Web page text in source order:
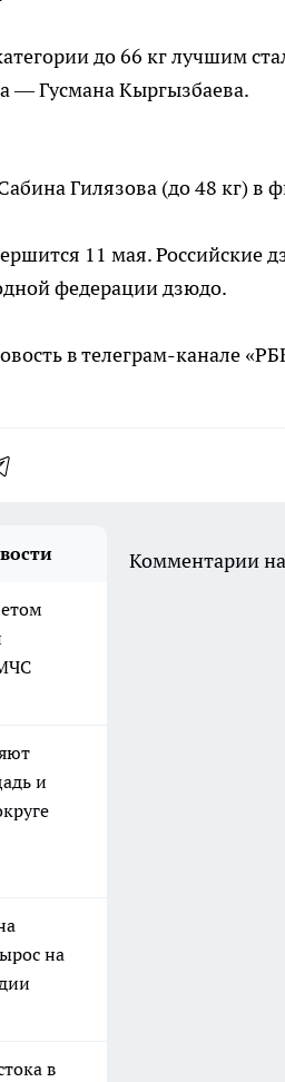
до 66 кг лучшим
— Гусмана Кыргызбаева.
Гилязова (до 48 кг)
11 мая. Российские
федерации дзюдо.
в телеграм-канале
и
на
в
Комментарии